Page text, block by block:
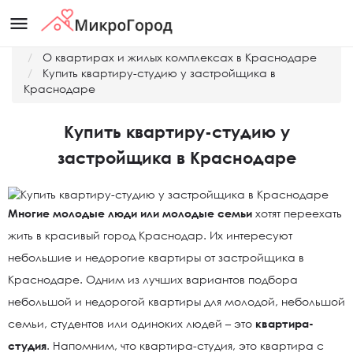
menu
О квартирах и жилых комплексах в Краснодаре
Купить квартиру-студию у застройщика в
Краснодаре
Купить квартиру-студию у
застройщика в Краснодаре
Многие молодые люди или молодые семьи хотят переехать
жить в красивый город Краснодар. Их интересуют
небольшие и недорогие квартиры от застройщика в
Краснодаре. Одним из лучших вариантов подбора
небольшой и недорогой квартиры для молодой, небольшой
семьи, студентов или одиноких людей – это квартира-
студия. Напомним, что квартира-студия, это квартира с